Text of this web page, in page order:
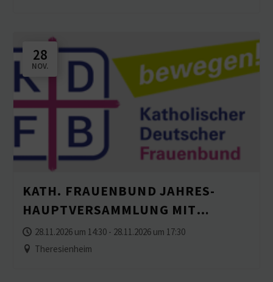
28
NOV.
KATH. FRAUENBUND JAHRES­
HAUPT­VER­SAMMLUNG MIT
ADVENTSFEIER
28.11.2026 um 14:30 - 28.11.2026 um 17:30
Theresienheim